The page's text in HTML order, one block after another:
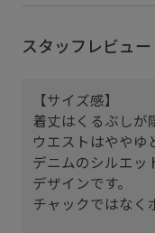
スタッフレビュー
【サイズ感】
着丈はくるぶしが
ウエストはややゆ
デニムのシルエッ
デザインです。
チャックではなく